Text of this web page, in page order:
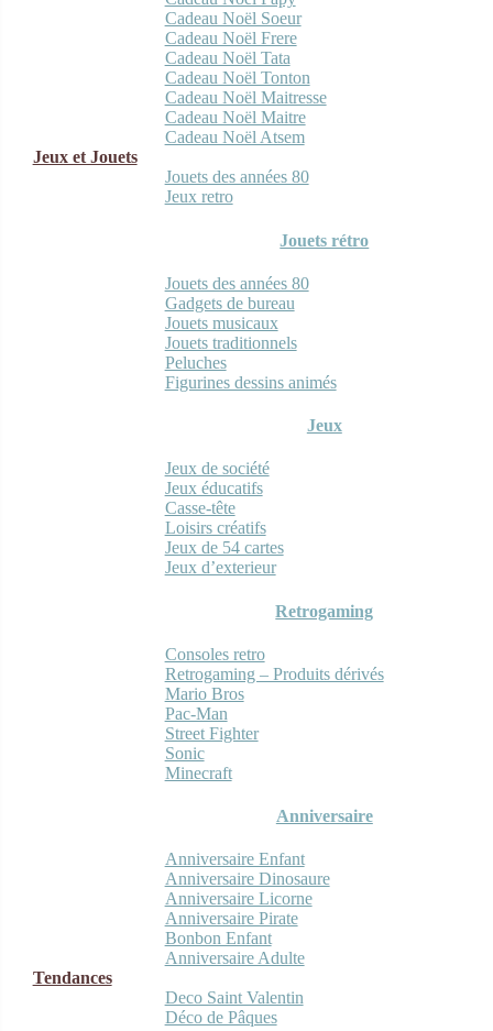
Cadeau Noël Soeur
Cadeau Noël Frere
Cadeau Noël Tata
Cadeau Noël Tonton
Cadeau Noël Maitresse
Cadeau Noël Maitre
Cadeau Noël Atsem
Jeux et Jouets
Jouets des années 80
Jeux retro
Jouets rétro
Jouets des années 80
Gadgets de bureau
Jouets musicaux
Jouets traditionnels
Peluches
Figurines dessins animés
Jeux
Jeux de société
Jeux éducatifs
Casse-tête
Loisirs créatifs
Jeux de 54 cartes
Jeux d’exterieur
Retrogaming
Consoles retro
Retrogaming – Produits dérivés
Mario Bros
Pac-Man
Street Fighter
Sonic
Minecraft
Anniversaire
Anniversaire Enfant
Anniversaire Dinosaure
Anniversaire Licorne
Anniversaire Pirate
Bonbon Enfant
Anniversaire Adulte
Tendances
Deco Saint Valentin
Déco de Pâques